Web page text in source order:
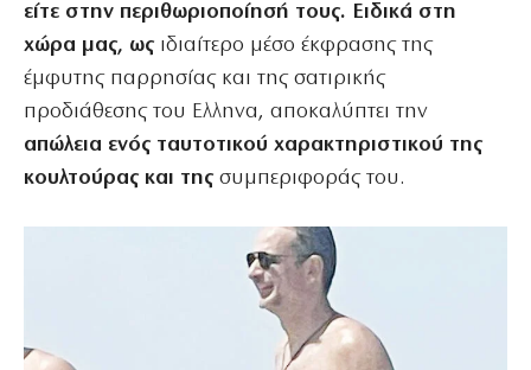
είτε στην περιθωριοποίησή τους. Ειδικά στη
χώρα μας, ως ιδιαίτερο μέσο έκφρασης της
έμφυτης παρρησίας και της σατιρικής
προδιάθεσης του Ελληνα, αποκαλύπτει την
απώλεια ενός ταυτοτικού χαρακτηριστικού της
κουλτούρας και της συμπεριφοράς του.